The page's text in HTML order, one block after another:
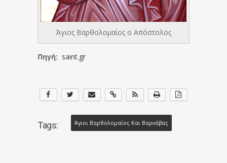
Άγιος Βαρθολομαίος ο Απόστολος
Πηγή: saint.gr
Tags: Άγιοι Βαρθολομαίος Και Βαρνάβας